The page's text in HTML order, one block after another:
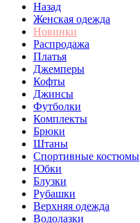
Назад
Женская одежда
Новинки
Распродажа
Платья
Джемперы
Кофты
Джинсы
Футболки
Комплекты
Брюки
Штаны
Спортивные костюмы
Юбки
Блузки
Рубашки
Верхняя одежда
Водолазки